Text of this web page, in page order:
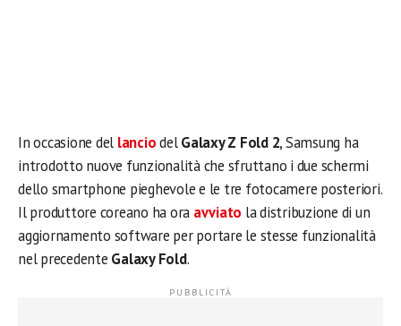
In occasione del lanciodelGalaxy Z Fold 2, Samsung ha
introdotto nuove funzionalità che sfruttano i due schermi
dello smartphone pieghevole e le tre fotocamere posteriori.
Il produttore coreano ha ora avviato la distribuzione di un
aggiornamento software per portare le stesse funzionalità
nel precedente Galaxy Fold.